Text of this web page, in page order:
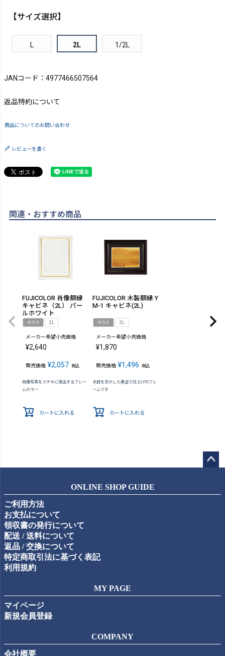
【サイズ選択】
L 2L 1/2L
JANコード：4977466507564
返品特約について
商品についてのお問い合わせ
レビューを書く
関連・おすすめ商品
FUJICOLOR 肖像額縁
キャビネ（2L） パー
ルホワイト
ガラス 2L
メーカー希望小売価格
¥2,640
販売価格 ¥2,057 税込
肖像写真をステキに演出するフレー
ムカラー
カートに入れる
FUJICOLOR 木製額縁 Y
M-1 キャビネ(2L)
ガラス 2L
メーカー希望小売価格
¥1,870
販売価格 ¥1,496 税込
木目を生かした黒塗り仕上げのフレ
ームです
カートに入れる
ップ
ONLINE SHOP GUIDE
ご利用方法
お支払について
領収書の発行について
配送 / 送料について
返品 / 交換について
特定商取引法に基づく表記
利用規約
MY PAGE
マイページ
新規会員登録
COMPANY
会社概要